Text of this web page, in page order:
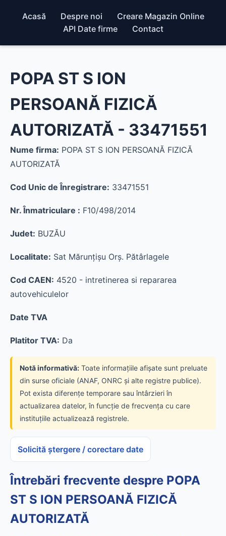
Acasă Despre noi
Creare Magazin Online
API Date firme
Contact
POPA ST S ION
PERSOANĂ FIZICĂ
AUTORIZATĂ - 33471551
Nume firma: POPA ST S ION PERSOANĂ FIZICĂ
AUTORIZATĂ
Cod Unic de Înregistrare: 33471551
Nr. Înmatriculare : F10/498/2014
Judet: BUZĂU
Localitate: Sat Mărunţişu Orş. Pătârlagele
Cod CAEN: 4520 - intretinerea si repararea
autovehiculelor
Date TVA
Platitor TVA: Da
Notă informativă: Toate informațiile afișate sunt preluate
din surse oficiale (ANAF, ONRC și alte registre publice).
Pot exista diferențe temporare sau întârzieri în
actualizarea datelor, în funcție de frecvența cu care
instituțiile actualizează registrele.
Solicită ștergere / corectare date
Întrebări frecvente despre POPA
ST S ION PERSOANĂ FIZICĂ
AUTORIZATĂ